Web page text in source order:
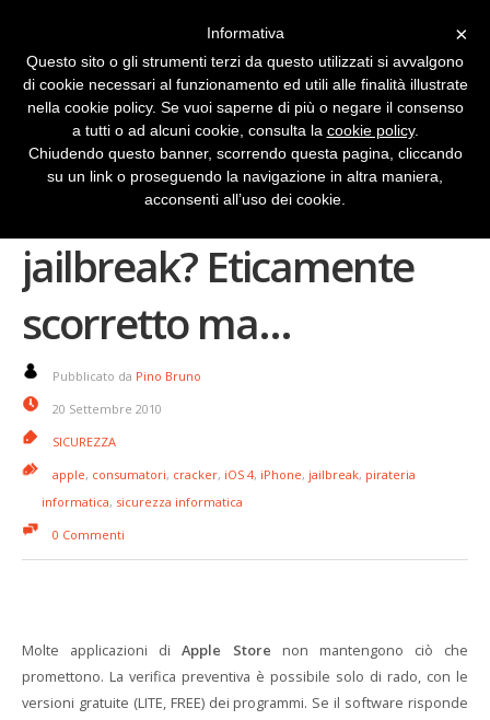
iOS 4.1: crack senza
jailbreak? Eticamente
scorretto ma…
Pubblicato da Pino Bruno
20 Settembre 2010
SICUREZZA
apple, consumatori, cracker, iOS 4, iPhone, jailbreak, pirateria
informatica, sicurezza informatica
0 Commenti
Molte applicazioni diApple Store non mantengono ciò che
promettono. La verifica preventiva è possibile solo di rado, con le
versioni gratuite (LITE, FREE) dei programmi. Se il software risponde
×
Informativa
Questo sito o gli strumenti terzi da questo utilizzati si avvalgono
di cookie necessari al funzionamento ed utili alle finalità illustrate
nella cookie policy. Se vuoi saperne di più o negare il consenso
a tutti o ad alcuni cookie, consulta la cookie policy.
Chiudendo questo banner, scorrendo questa pagina, cliccando
su un link o proseguendo la navigazione in altra maniera,
acconsenti all’uso dei cookie.